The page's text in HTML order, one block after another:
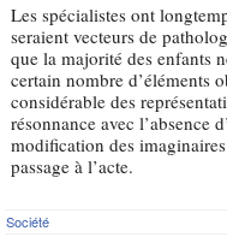
Les spécialistes ont
seraient vecteurs de
que la majorité des enfants
certain nombre d’éléments
considérable des
résonnance avec l’absence
modification des
passage à l’acte.
Société